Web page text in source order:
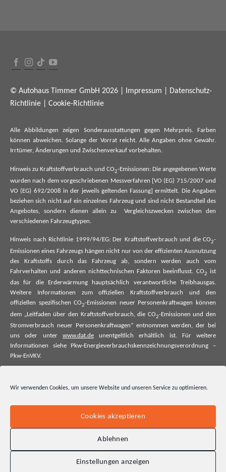
Wir verwenden Cookies, um unsere Website und unseren Service zu optimieren.
Cookies akzeptieren
Ablehnen
Einstellungen anzeigen
© Autohaus Timmer GmbH 2026 | Impressum
Datenschutz-
Richtlinie
Cookie-Richtlinie
Alle Abbildungen zeigen Sonderausstattungen gegen Mehrpreis. Farben
können abweichen. Solange der Vorrat reicht. Alle Angaben ohne Gewähr.
Irrtümer, Änderungen und Zwischenverkauf vorbehalten.
Hinweis zu Kraftstoffverbrauch und CO2-Emissionen: Die angegebenen Werte
wurden nach dem vorgeschriebenen Messverfahren [VO (EG) 715/2007 und
VO (EG) 692/2008 in der jeweils geltenden Fassung] ermittelt. Die Angaben
beziehen sich nicht auf ein einzelnes Fahrzeug und sind nicht Bestandteil des
Angebotes, sondern dienen allein zu Vergleichszwecken zwischen den
verschiedenen Fahrzeugtypen.
Hinweis nach Richtlinie 1999/94/EG: Der Kraftstoffverbrauch und die CO2-
Emissionen eines Fahrzeugs hängen nicht nur von der effizienten Ausnutzung
des Kraftstoffs durch das Fahrzeug ab, sondern werden auch vom
Fahrverhalten und anderen nichttechnischen Faktoren beeinflusst. CO2 ist
das für die Erderwärmung hauptsächlich verantwortliche Treibhausgas.
Weitere Informationen zum offiziellen Kraftstoffverbrauch und den
offiziellen spezifischen CO2-Emissionen neuer Personenkraftwagen können
dem „Leitfaden über den Kraftstoffverbrauch, die CO2-Emissionen und den
Stromverbrauch neuer Personenkraftwagen“ entnommen werden, der bei
uns oder unter www.dat.deunentgeltlich erhältlich ist. Für weitere
Informationen siehe Pkw-Energieverbrauchskennzeichnungsverordnung –
Pkw-EnVKV.
offiziellen spezifischen CO₂-Emissionen und ggf. zum Stromverbrauch neuer
offiziellen spezifischen CO₂-Emissionen und den offiziellen Stromverbrauch
neuer Pkw entnommen werden. Dieser ist an allen Verkaufsstellen und bei
der Deutschen Automobil Treuhand GmbH unentgeltlich erhältlich, sowie